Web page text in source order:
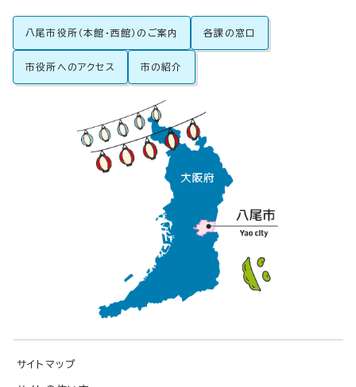
八尾市役所（本館・西館）のご案内 各課の窓口
市役所へのアクセス 市の紹介
サイトマップ